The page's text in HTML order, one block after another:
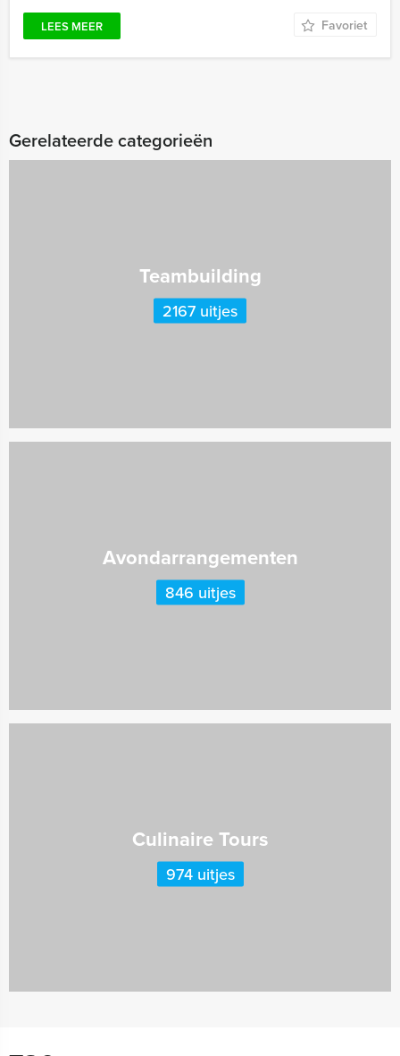
LEES MEER Favoriet
Gerelateerde categorieën
Teambuilding
2167 uitjes
Avondarrangementen
846 uitjes
Culinaire Tours
974 uitjes